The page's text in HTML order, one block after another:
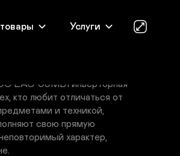
Услуги
LAC-09MDI инверторная
кто любит отличаться от
и техникой,
свою прямую
характер,